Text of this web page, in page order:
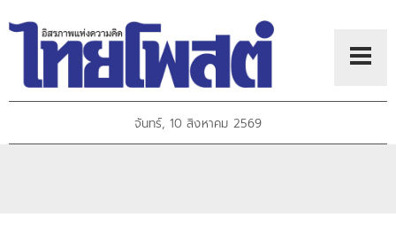
จันทร์, 10 สิงหาคม 2569